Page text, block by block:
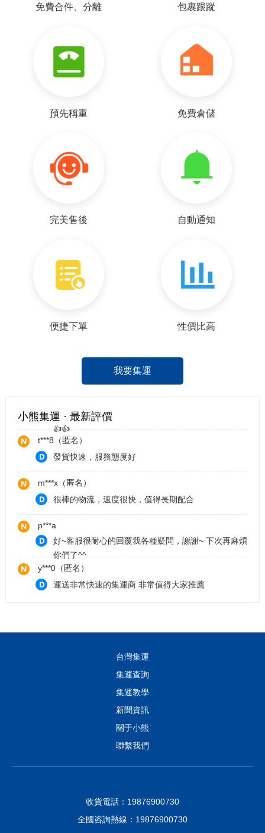
免費合件、分離 包裹跟蹤
預先稱重 免費倉儲
完美售後 自動通知
便捷下單 性價比高
我要集運
小熊集運 · 最新評價
好~客服很耐心的回覆我各種疑問，謝謝~ 下次再麻煩
運送非常快速的集運商 非常值得大家推薦
完美。客服小姊姊好貼心，放心買，我好了。
不儘快！貨品又完整！客服親切又快速！無可挑惕👍
👍👍
t***8（匿名）
發貨快速，服務態度好
m***x（匿名）
很棒的物流，速度很快，值得長期配合
p***a
好~客服很耐心的回覆我各種疑問，謝謝~ 下次再麻煩
你們了^^
y***0（匿名）
運送非常快速的集運商 非常值得大家推薦
發貨快速，服務態度好
很棒的物流，速度很快，值得長期配合
台灣集運
集運查詢
集運教學
新聞資訊
關于小熊
聯繫我們
收貨電話：19876900730
全國咨詢熱線：19876900730